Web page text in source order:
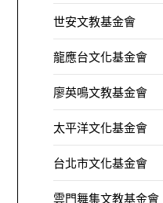
世安文教基金會
龍應台文化基金會
廖英鳴文教基金會
太平洋文化基金會
台北市文化基金會
雲門舞集文教基金會